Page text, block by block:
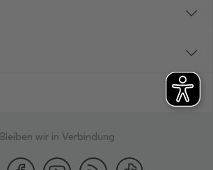
Bleiben wir in Verbindung